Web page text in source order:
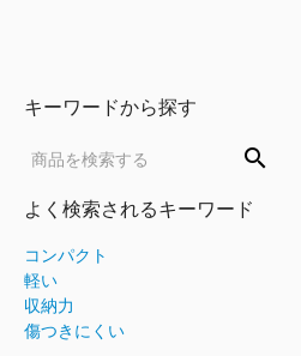
キーワードから探す
search
よく検索されるキーワード
コンパクト
軽い
収納力
傷つきにくい